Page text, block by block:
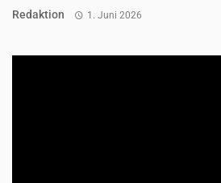
Redaktion 1. Juni 2026